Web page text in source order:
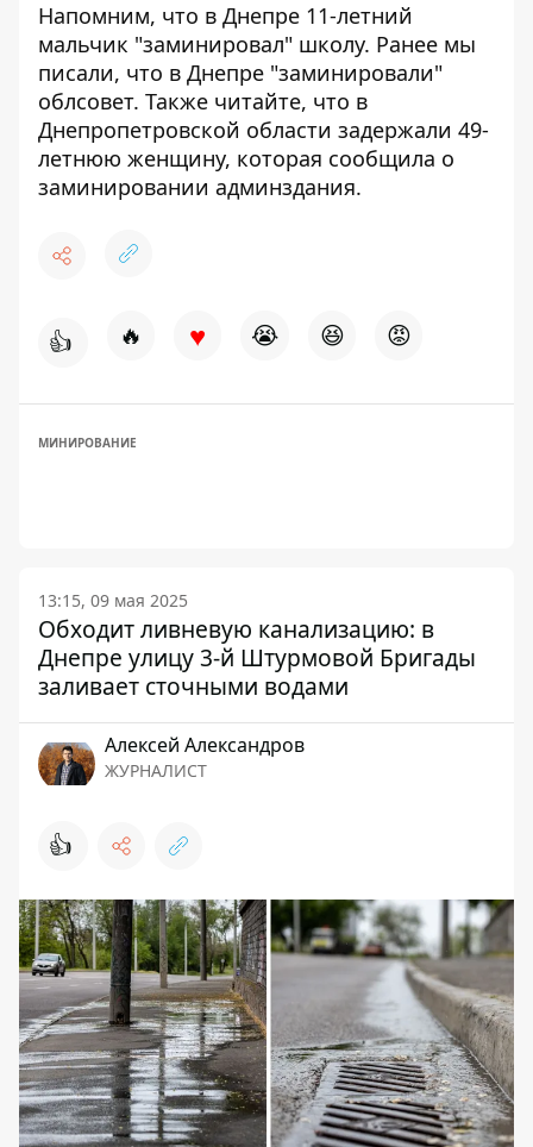
Напомним, что в Днепре 11-летний
мальчик "заминировал" школу. Ранее мы
писали, что в Днепре "заминировали"
облсовет. Также читайте, что в
Днепропетровской области задержали 49-
летнюю женщину, которая сообщила о
заминировании админздания.
👍 🔥 ♥ 😭 😆 😡
МИНИРОВАНИЕ
13:15, 09 мая 2025
Обходит ливневую канализацию: в
Днепре улицу 3-й Штурмовой Бригады
заливает сточными водами
Алексей Александров
ЖУРНАЛИСТ
👍